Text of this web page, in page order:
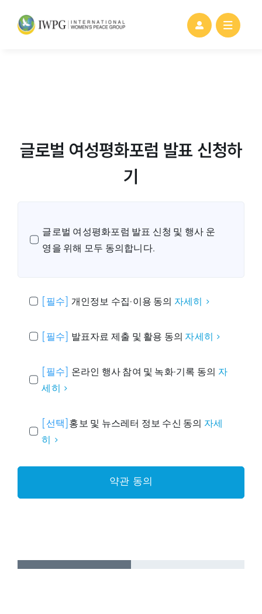
글로벌 여성평화포럼 발표 신청하
기
글로벌 여성평화포럼 발표 신청 및 행사 운
영을 위해 모두 동의합니다.
[필수] 개인정보 수집·이용 동의 자세히 >
[필수] 발표자료 제출 및 활용 동의 자세히 >
[필수] 온라인 행사 참여 및 녹화·기록 동의 자
세히 >
[선택]홍보 및 뉴스레터 정보 수신 동의 자세
히 >
약관 동의